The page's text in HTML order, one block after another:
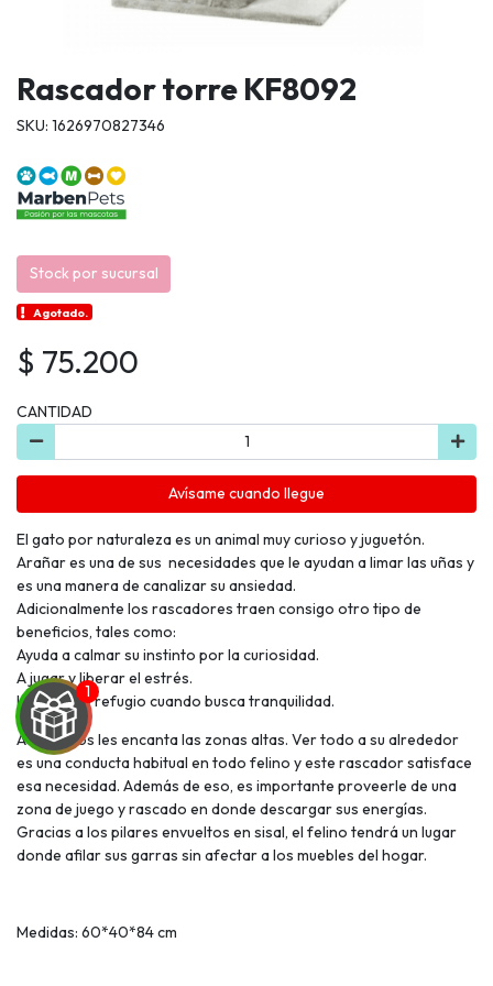
Rascador torre KF8092
SKU: 1626970827346
Stock por sucursal
Agotado.
$ 75.200
CANTIDAD
Avísame cuando llegue
El gato por naturaleza es un animal muy curioso y juguetón.
Arañar es una de sus necesidades que le ayudan a limar las uñas y
es una manera de canalizar su ansiedad.
Adicionalmente los rascadores traen consigo otro tipo de
beneficios, tales como:
Ayuda a calmar su instinto por la curiosidad.
A jugar y liberar el estrés.
Le sirve de refugio cuando busca tranquilidad.
A los gatos les encanta las zonas altas. Ver todo a su alrededor
es una conducta habitual en todo felino y este rascador satisface
esa necesidad. Además de eso, es importante proveerle de una
zona de juego y rascado en donde descargar sus energías.
Gracias a los pilares envueltos en sisal, el felino tendrá un lugar
donde afilar sus garras sin afectar a los muebles del hogar.
Medidas: 60*40*84 cm